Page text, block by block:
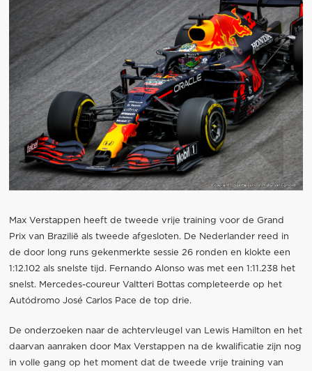
Max Verstappen heeft de tweede vrije training voor de Grand
Prix van Brazilië als tweede afgesloten. De Nederlander reed in
de door long runs gekenmerkte sessie 26 ronden en klokte een
1:12.102 als snelste tijd. Fernando Alonso was met een 1:11.238 het
snelst. Mercedes-coureur Valtteri Bottas completeerde op het
Autódromo José Carlos Pace de top drie.
De onderzoeken naar de achtervleugel van Lewis Hamilton en het
daarvan aanraken door Max Verstappen na de kwalificatie zijn nog
in volle gang op het moment dat de tweede vrije training van